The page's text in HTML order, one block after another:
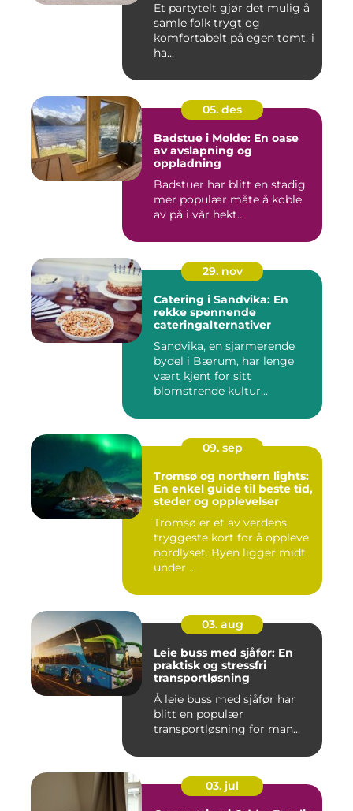
Et partytelt gjør det mulig å
samle folk trygt og
komfortabelt på egen tomt, i
ha...
05. des
Badstue i Molde: En oase
av avslapning og
oppladning
Badstuer har blitt en stadig
mer populær måte å koble
av på i vår hekt...
29. nov
Catering i Sandvika: En
rekke spennende
cateringalternativer
Sandvika, en sjarmerende
bydel i Bærum, har lenge
vært kjent for sitt
blomstrende kultur...
09. sep
Tromsø og northern lights:
En enkel guide til beste tid,
steder og opplevelser
Tromsø er et av verdens
tryggeste kort for å oppleve
nordlyset. Byen ligger midt
under ...
03. aug
Leie buss med sjåfør: En
praktisk og stressfri
transportløsning
Å leie buss med sjåfør har
blitt en populær
transportløsning for man...
03. jul